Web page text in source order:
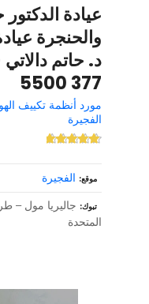
عيادة الدكتور
والحنجرة
377 5500
مورد أنظمة تكييف
الفجيرة
موقع الفجيرة
تبوك
جاليريا مول –
المتحدة